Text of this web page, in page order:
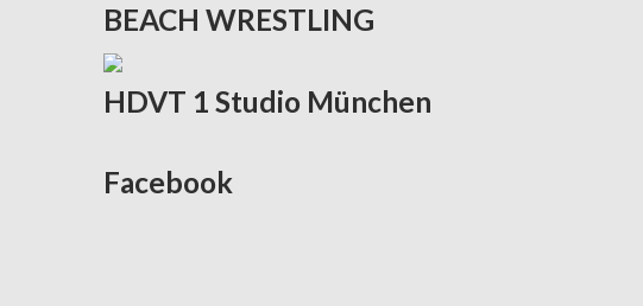
BEACH WRESTLING
HDVT 1 Studio München
Facebook